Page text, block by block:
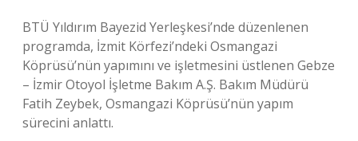
BTÜ Yıldırım Bayezid Yerleşkesi’nde düzenlenen
programda, İzmit Körfezi’ndeki Osmangazi
Köprüsü’nün yapımını ve işletmesini üstlenen Gebze
– İzmir Otoyol İşletme Bakım A.Ş. Bakım Müdürü
Fatih Zeybek, Osmangazi Köprüsü’nün yapım
sürecini anlattı.